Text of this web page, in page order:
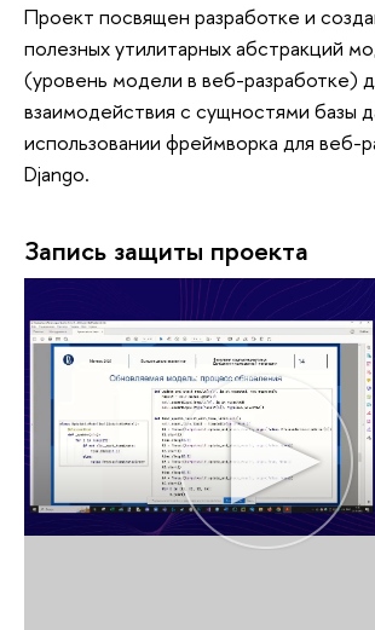
Проект посвящен разработке и
полезных утилитарных абстракций
(уровень модели в веб-разработке)
взаимодействия с сущностями базы
использовании фреймворка для веб-
Django.
Запись защиты проекта